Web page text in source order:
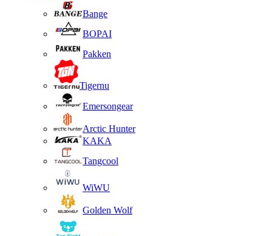
Bange
BOPAI
Pakken
Tigernu
Emersongear
Arctic Hunter
KAKA
Tangcool
WiWU
Golden Wolf